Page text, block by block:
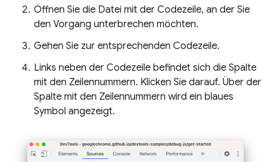
Öffnen Sie die Datei mit der Codezeile, an der Sie
den Vorgang unterbrechen möchten.
Gehen Sie zur entsprechenden Codezeile.
Links neben der Codezeile befindet sich die Spalte
mit den Zeilennummern. Klicken Sie darauf. Über der
Spalte mit den Zeilennummern wird ein blaues
Symbol angezeigt.